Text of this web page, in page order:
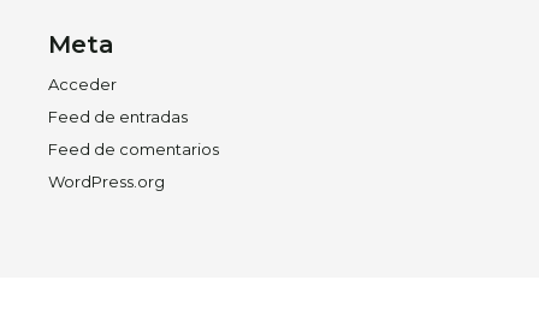
Meta
Acceder
Feed de entradas
Feed de comentarios
WordPress.org